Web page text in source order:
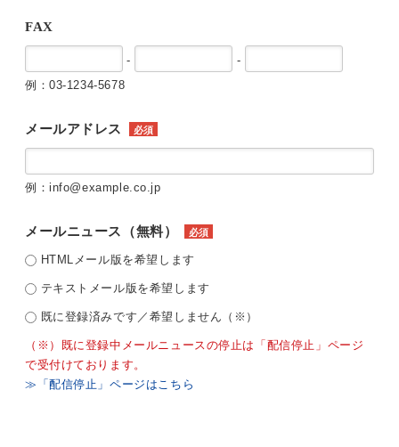
FAX
-
-
例：03-1234-5678
メールアドレス 必須
例：info@example.co.jp
メールニュース（無料） 必須
HTMLメール版を希望します
テキストメール版を希望します
既に登録済みです／希望しません（※）
（※）既に登録中メールニュースの停止は「配信停止」ページ
で受付けております。
≫「配信停止」ページはこちら